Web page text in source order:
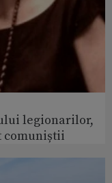
legionarilor,
comuniștii